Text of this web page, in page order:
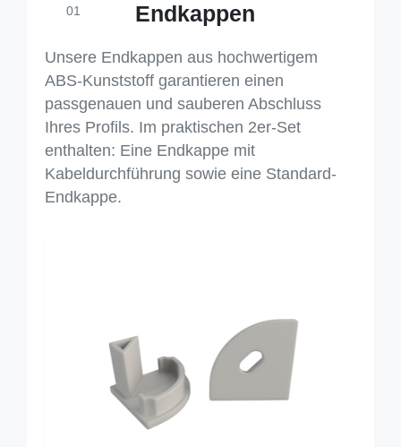
01 Endkappen
Unsere Endkappen aus hochwertigem
ABS-Kunststoff garantieren einen
passgenauen und sauberen Abschluss
Ihres Profils. Im praktischen 2er-Set
enthalten: Eine Endkappe mit
Kabeldurchführung sowie eine Standard-
Endkappe.